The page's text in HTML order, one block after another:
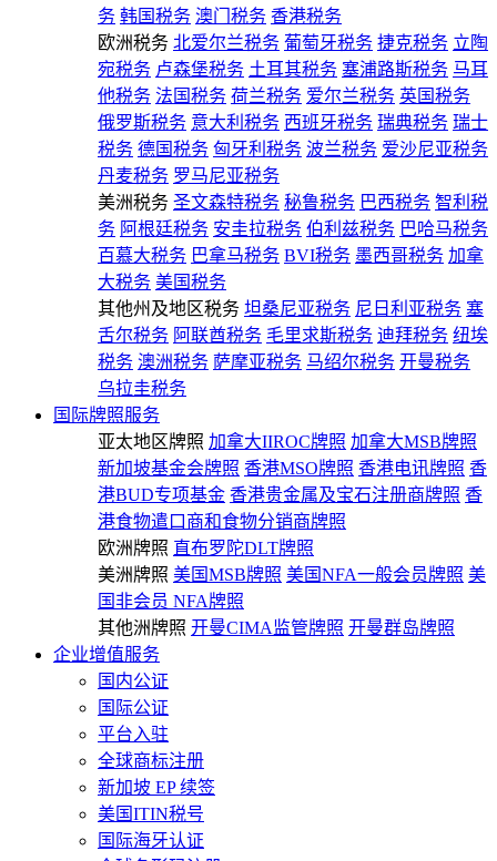
务 韩国税务 澳门税务 香港税务
欧洲税务 北爱尔兰税务 葡萄牙税务 捷克税务 立陶
宛税务 卢森堡税务 土耳其税务 塞浦路斯税务 马耳
他税务 法国税务 荷兰税务 爱尔兰税务 英国税务
俄罗斯税务 意大利税务 西班牙税务 瑞典税务 瑞士
税务 德国税务 匈牙利税务 波兰税务 爱沙尼亚税务
丹麦税务 罗马尼亚税务
美洲税务 圣文森特税务 秘鲁税务 巴西税务 智利税
务 阿根廷税务 安圭拉税务 伯利兹税务 巴哈马税务
百慕大税务 巴拿马税务 BVI税务 墨西哥税务 加拿
大税务 美国税务
其他州及地区税务 坦桑尼亚税务 尼日利亚税务 塞
舌尔税务 阿联酋税务 毛里求斯税务 迪拜税务 纽埃
税务 澳洲税务 萨摩亚税务 马绍尔税务 开曼税务
乌拉圭税务
国际牌照服务
亚太地区牌照 加拿大IIROC牌照 加拿大MSB牌照
新加坡基金会牌照 香港MSO牌照 香港电讯牌照 香
港BUD专项基金 香港贵金属及宝石注册商牌照 香
港食物遣口商和食物分销商牌照
欧洲牌照 直布罗陀DLT牌照
美洲牌照 美国MSB牌照 美国NFA一般会员牌照 美
国非会员 NFA牌照
其他洲牌照 开曼CIMA监管牌照 开曼群岛牌照
企业增值服务
国内公证
国际公证
平台入驻
全球商标注册
新加坡 EP 续签
美国ITIN税号
国际海牙认证